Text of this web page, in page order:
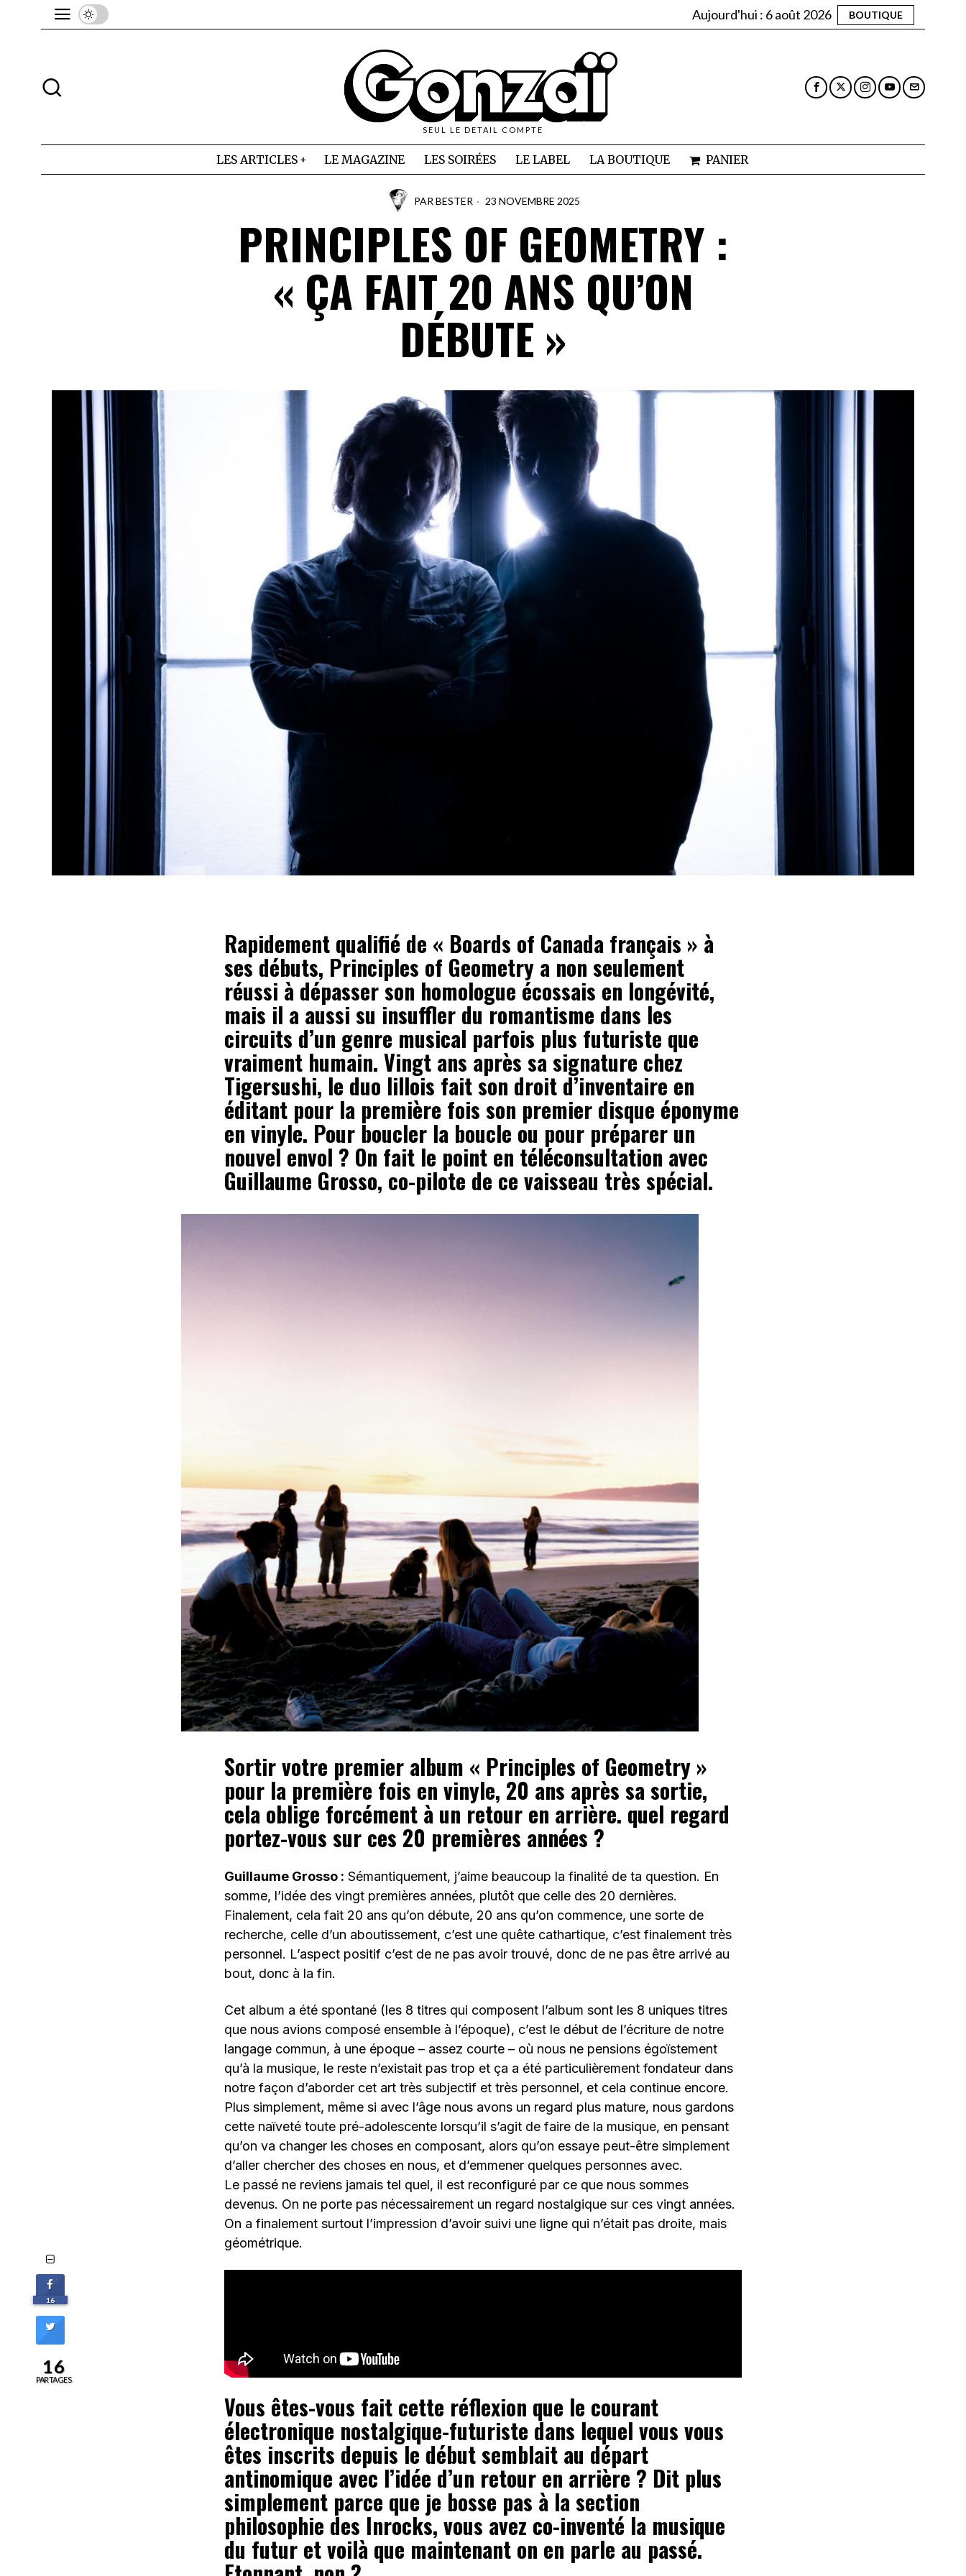
Aujourd'hui : 6 août 2026 BOUTIQUE
SEUL LE DETAIL COMPTE
LES ARTICLES LE MAGAZINE LES SOIRÉES LE LABEL LA BOUTIQUE PANIER
PAR BESTER 23 NOVEMBRE 2025
PRINCIPLES OF GEOMETRY :
« ÇA FAIT 20 ANS QU’ON
DÉBUTE »
Rapidement qualifié de « Boards of Canada français » à
ses débuts, Principles of Geometry a non seulement
réussi à dépasser son homologue écossais en longévité,
mais il a aussi su insuffler du romantisme dans les
circuits d’un genre musical parfois plus futuriste que
vraiment humain. Vingt ans après sa signature chez
Tigersushi, le duo lillois fait son droit d’inventaire en
éditant pour la première fois son premier disque éponyme
en vinyle. Pour boucler la boucle ou pour préparer un
nouvel envol ? On fait le point en téléconsultation avec
Guillaume Grosso, co-pilote de ce vaisseau très spécial.
Sortir votre premier album « Principles of Geometry »
pour la première fois en vinyle, 20 ans après sa sortie,
cela oblige forcément à un retour en arrière. quel regard
portez-vous sur ces 20 premières années ?
Guillaume Grosso : Sémantiquement, j’aime beaucoup la finalité de ta question. En
somme, l’idée des vingt premières années, plutôt que celle des 20 dernières.
Finalement, cela fait 20 ans qu’on débute, 20 ans qu’on commence, une sorte de
recherche, celle d’un aboutissement, c’est une quête cathartique, c’est finalement très
personnel. L’aspect positif c’est de ne pas avoir trouvé, donc de ne pas être arrivé au
bout, donc à la fin.
Cet album a été spontané (les 8 titres qui composent l’album sont les 8 uniques titres
que nous avions composé ensemble à l’époque), c’est le début de l’écriture de notre
langage commun, à une époque – assez courte – où nous ne pensions égoïstement
qu’à la musique, le reste n’existait pas trop et ça a été particulièrement fondateur dans
notre façon d’aborder cet art très subjectif et très personnel, et cela continue encore.
Plus simplement, même si avec l’âge nous avons un regard plus mature, nous gardons
cette naïveté toute pré-adolescente lorsqu’il s’agit de faire de la musique, en pensant
qu’on va changer les choses en composant, alors qu’on essaye peut-être simplement
d’aller chercher des choses en nous, et d’emmener quelques personnes avec.
Le passé ne reviens jamais tel quel, il est reconfiguré par ce que nous sommes
devenus. On ne porte pas nécessairement un regard nostalgique sur ces vingt années.
On a finalement surtout l’impression d’avoir suivi une ligne qui n’était pas droite, mais
géométrique.
Vous êtes-vous fait cette réflexion que le courant
électronique nostalgique-futuriste dans lequel vous vous
êtes inscrits depuis le début semblait au départ
antinomique avec l’idée d’un retour en arrière ? Dit plus
simplement parce que je bosse pas à la section
philosophie des Inrocks, vous avez co-inventé la musique
du futur et voilà que maintenant on en parle au passé.
16
16
PARTAGES